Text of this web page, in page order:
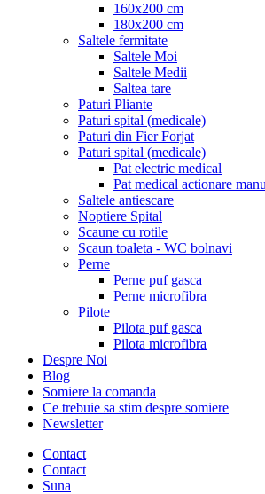
160x200 cm
180x200 cm
Saltele fermitate
Saltele Moi
Saltele Medii
Saltea tare
Paturi Pliante
Paturi spital (medicale)
Paturi din Fier Forjat
Paturi spital (medicale)
Pat electric medical
Pat medical actionare
Saltele antiescare
Noptiere Spital
Scaune cu rotile
Scaun toaleta - WC bolnavi
Perne
Perne puf gasca
Perne microfibra
Pilote
Pilota puf gasca
Pilota microfibra
Despre Noi
Blog
Somiere la comanda
Ce trebuie sa stim despre somiere
Newsletter
Contact
Contact
Suna